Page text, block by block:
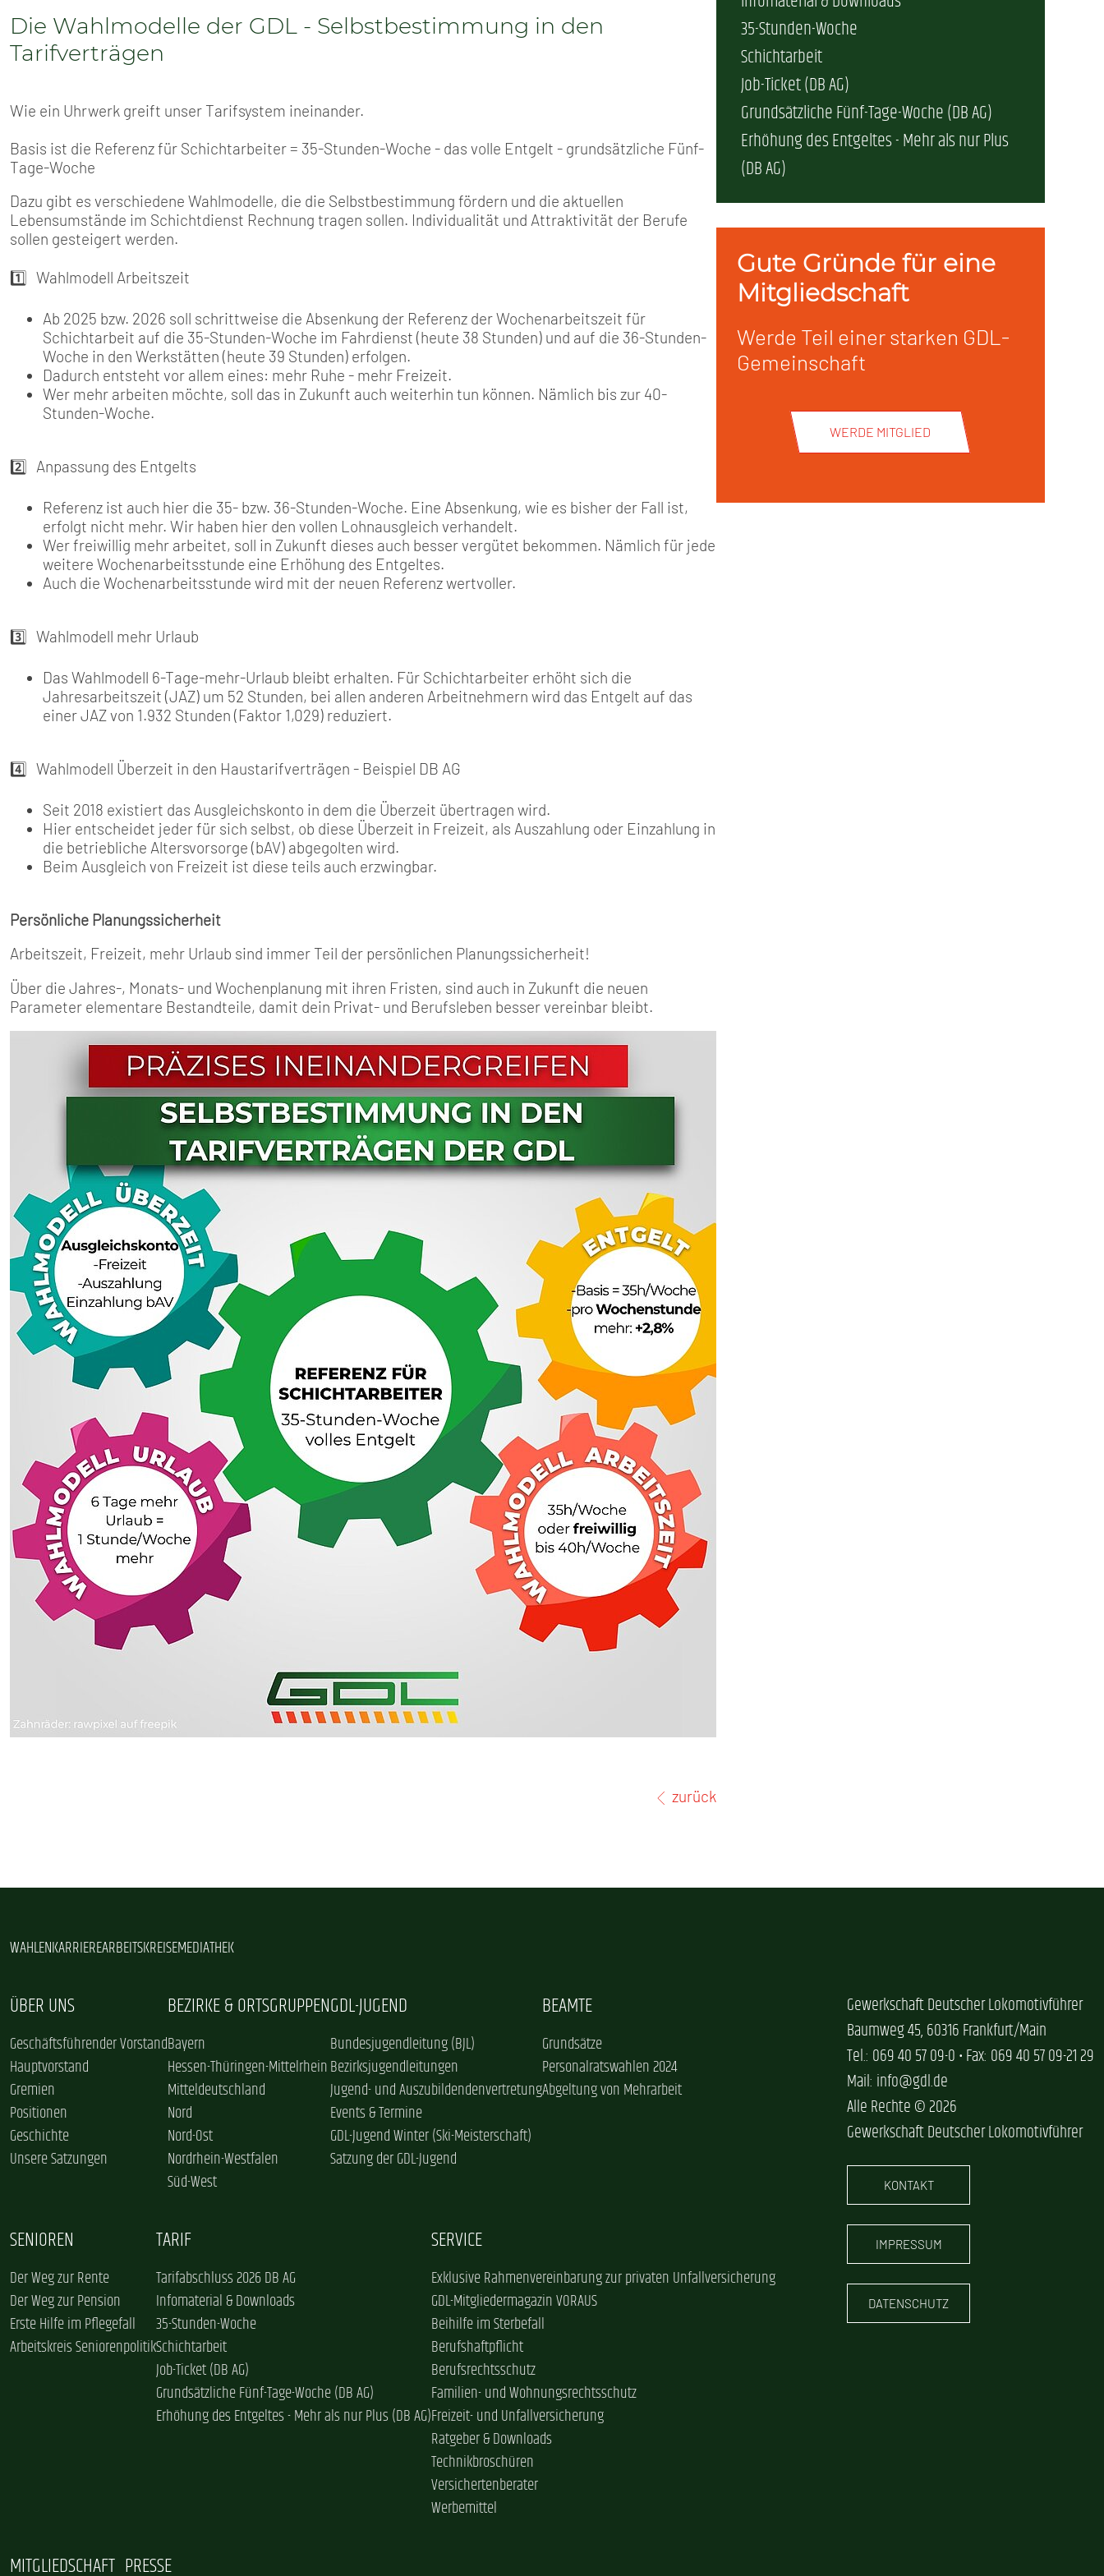
Positionen
Nord
Süd-West
Events & Termine
GDL-Jugend Winter (Ski-Meisterschaft)
Arbeitskreis Seniorenpolitik
TARIF
Schichtarbeit
Grundsätzliche Fünf-Tage-Woche (DB AG)
Erhöhung des Entgeltes - Mehr als nur Plus (DB AG)
SERVICE
Berufshaftpflicht
Familien- und Wohnungsrechtsschutz
Freizeit- und Unfallversicherung
Ratgeber & Downloads
Werbemittel
MITGLIEDSCHAFT
Mitgliedsbeiträge
PRESSE
Die Wahlmodelle der GDL - Selbstbestimmung in den
Tarifverträgen
Wie ein Uhrwerk greift unser Tarifsystem ineinander.
Basis ist die Referenz für Schichtarbeiter = 35-Stunden-Woche - das volle Entgelt - grundsätzliche Fünf-
Tage-Woche
Dazu gibt es verschiedene Wahlmodelle, die die Selbstbestimmung fördern und die aktuellen
Lebensumstände im Schichtdienst Rechnung tragen sollen. Individualität und Attraktivität der Berufe
sollen gesteigert werden.
1️⃣ Wahlmodell Arbeitszeit
Ab 2025 bzw. 2026 soll schrittweise die Absenkung der Referenz der Wochenarbeitszeit für
Schichtarbeit auf die 35-Stunden-Woche im Fahrdienst (heute 38 Stunden) und auf die 36-Stunden-
Woche in den Werkstätten (heute 39 Stunden) erfolgen.
Dadurch entsteht vor allem eines: mehr Ruhe - mehr Freizeit.
Wer mehr arbeiten möchte, soll das in Zukunft auch weiterhin tun können. Nämlich bis zur 40-
Stunden-Woche.
2️⃣ Anpassung des Entgelts
Referenz ist auch hier die 35- bzw. 36-Stunden-Woche. Eine Absenkung, wie es bisher der Fall ist,
erfolgt nicht mehr. Wir haben hier den vollen Lohnausgleich verhandelt.
Wer freiwillig mehr arbeitet, soll in Zukunft dieses auch besser vergütet bekommen. Nämlich für jede
weitere Wochenarbeitsstunde eine Erhöhung des Entgeltes.
Auch die Wochenarbeitsstunde wird mit der neuen Referenz wertvoller.
3️⃣ Wahlmodell mehr Urlaub
Das Wahlmodell 6-Tage-mehr-Urlaub bleibt erhalten. Für Schichtarbeiter erhöht sich die
Jahresarbeitszeit (JAZ) um 52 Stunden, bei allen anderen Arbeitnehmern wird das Entgelt auf das
einer JAZ von 1.932 Stunden (Faktor 1,029) reduziert.
4️⃣ Wahlmodell Überzeit in den Haustarifverträgen - Beispiel DB AG
Seit 2018 existiert das Ausgleichskonto in dem die Überzeit übertragen wird.
Hier entscheidet jeder für sich selbst, ob diese Überzeit in Freizeit, als Auszahlung oder Einzahlung in
die betriebliche Altersvorsorge (bAV) abgegolten wird.
Beim Ausgleich von Freizeit ist diese teils auch erzwingbar.
Persönliche Planungssicherheit
Arbeitszeit, Freizeit, mehr Urlaub sind immer Teil der persönlichen Planungssicherheit!
Über die Jahres-, Monats- und Wochenplanung mit ihren Fristen, sind auch in Zukunft die neuen
Parameter elementare Bestandteile, damit dein Privat- und Berufsleben besser vereinbar bleibt.
zurück
35-Stunden-Woche
Schichtarbeit
Job-Ticket (DB AG)
Grundsätzliche Fünf-Tage-Woche (DB AG)
Erhöhung des Entgeltes - Mehr als nur Plus
(DB AG)
Gute Gründe für eine
Mitgliedschaft
Werde Teil einer starken GDL-
Gemeinschaft
WERDE MITGLIED
WAHLENKARRIEREARBEITSKREISEMEDIATHEK
ÜBER UNS
Geschäftsführender Vorstand
Hauptvorstand
Gremien
Positionen
Geschichte
Unsere Satzungen
BEZIRKE & ORTSGRUPPEN
Bayern
Hessen-Thüringen-Mittelrhein
Mitteldeutschland
Nord
Nord-Ost
Nordrhein-Westfalen
Süd-West
GDL-JUGEND
Bundesjugendleitung (BJL)
Bezirksjugendleitungen
Jugend- und Auszubildendenvertretung
Events & Termine
GDL-Jugend Winter (Ski-Meisterschaft)
Satzung der GDL-Jugend
BEAMTE
Grundsätze
Personalratswahlen 2024
Abgeltung von Mehrarbeit
SENIOREN
Der Weg zur Rente
Der Weg zur Pension
Erste Hilfe im Pflegefall
Arbeitskreis Seniorenpolitik
TARIF
Tarifabschluss 2026 DB AG
Infomaterial & Downloads
35-Stunden-Woche
Schichtarbeit
Job-Ticket (DB AG)
Grundsätzliche Fünf-Tage-Woche (DB AG)
Erhöhung des Entgeltes - Mehr als nur Plus (DB AG)
SERVICE
Exklusive Rahmenvereinbarung zur privaten Unfallversicherung
GDL-Mitgliedermagazin VORAUS
Beihilfe im Sterbefall
Berufshaftpflicht
Berufsrechtsschutz
Familien- und Wohnungsrechtsschutz
Freizeit- und Unfallversicherung
Ratgeber & Downloads
Technikbroschüren
Versichertenberater
Werbemittel
MITGLIEDSCHAFT PRESSE
Gewerkschaft Deutscher Lokomotivführer
Baumweg 45, 60316 Frankfurt/Main
Tel.: 069 40 57 09-0 • Fax: 069 40 57 09-21 29
Mail: info@gdl.de
Alle Rechte © 2026
Gewerkschaft Deutscher Lokomotivführer
KONTAKT
IMPRESSUM
DATENSCHUTZ